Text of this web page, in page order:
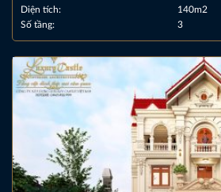
Diện tích:
140m2
Số tầng:
3